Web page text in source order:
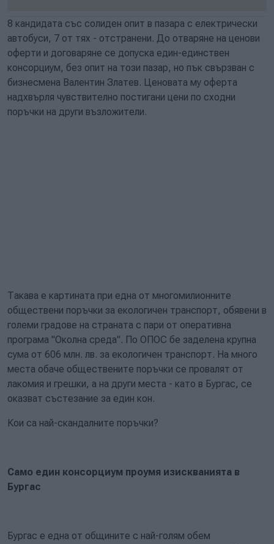
8 кандидата със солиден опит в пазара с електрически
автобуси, 7 от тях - отстранени. До отваряне на ценови
оферти и договаряне се допуска един-единствен
консорциум, без опит на този пазар, но пък свързван с
бизнесмена Валентин Златев. Ценовата му оферта
надхвърля чувствително постигани цени по сходни
поръчки на други възложители.
Такава е картината при една от многомилионните
обществени поръчки за екологичен транспорт, обявени в
големи градове на страната с пари от оперативна
програма "Околна среда". По ОПОС бе заделена крупна
сума от 606 млн. лв. за екологичен транспорт. На много
места обаче обществените поръчки се провалят от
лакомия и грешки, а на други места - като в Бургас, се
оказват състезание за един кон.
Кои са най-скандалните поръчки?
Само един консорциум проумя изискванията в
Бургас
Бургас е една от общините с най-голям обем